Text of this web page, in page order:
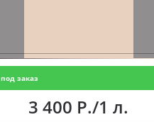
под заказ
3 400 Р./1 л.